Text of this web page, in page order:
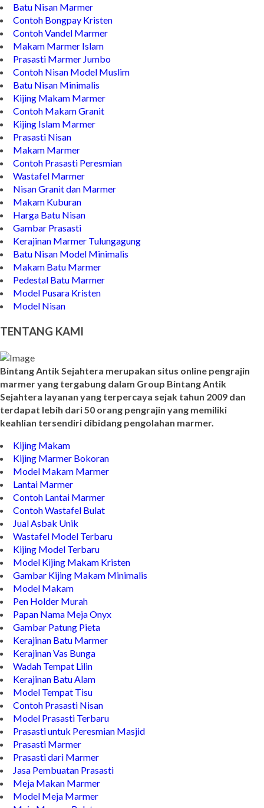
Wastafel Batu Kali
Batu Nisan Marmer
Contoh Bongpay Kristen
Contoh Vandel Marmer
Makam Marmer Islam
Prasasti Marmer Jumbo
Contoh Nisan Model Muslim
Batu Nisan Minimalis
Kijing Makam Marmer
Contoh Makam Granit
Kijing Islam Marmer
Prasasti Nisan
Makam Marmer
Contoh Prasasti Peresmian
Wastafel Marmer
Nisan Granit dan Marmer
Makam Kuburan
Harga Batu Nisan
Gambar Prasasti
Kerajinan Marmer Tulungagung
Batu Nisan Model Minimalis
Makam Batu Marmer
Pedestal Batu Marmer
Model Pusara Kristen
Model Nisan
TENTANG KAMI
Bintang Antik Sejahtera merupakan situs online pengrajin
marmer yang tergabung dalam Group Bintang Antik
Sejahtera layanan yang terpercaya sejak tahun 2009 dan
terdapat lebih dari 50 orang pengrajin yang memiliki
keahlian tersendiri dibidang pengolahan marmer.
Kijing Makam
Kijing Marmer Bokoran
Model Makam Marmer
Lantai Marmer
Contoh Lantai Marmer
Contoh Wastafel Bulat
Jual Asbak Unik
Wastafel Model Terbaru
Kijing Model Terbaru
Model Kijing Makam Kristen
Gambar Kijing Makam Minimalis
Model Makam
Pen Holder Murah
Papan Nama Meja Onyx
Gambar Patung Pieta
Kerajinan Batu Marmer
Kerajinan Vas Bunga
Wadah Tempat Lilin
Kerajinan Batu Alam
Model Tempat Tisu
Contoh Prasasti Nisan
Model Prasasti Terbaru
Prasasti untuk Peresmian Masjid
Prasasti Marmer
Prasasti dari Marmer
Jasa Pembuatan Prasasti
Meja Makan Marmer